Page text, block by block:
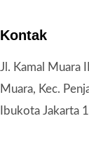
Kontak
Jl. Kamal Muara
Muara, Kec.
Ibukota Jakarta